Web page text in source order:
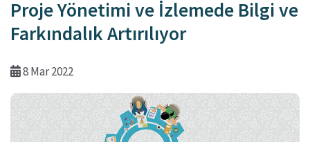
Proje Yönetimi ve İzlemede Bilgi ve
Farkındalık Artırılıyor
8 Mar 2022